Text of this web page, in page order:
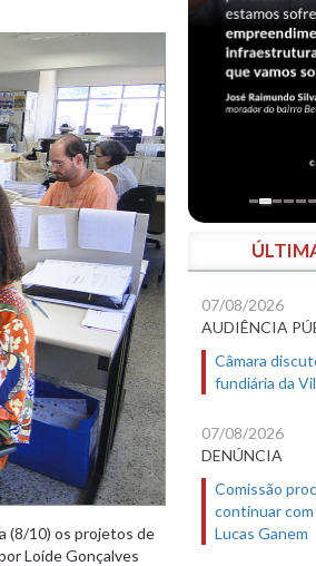
(8/10) os projetos de
Loíde Gonçalves
07/08/2026
AUDIÊNCIA
Câmara
fundiária da
07/08/2026
DENÚNCIA
Comissão
continuar
Lucas Ganem